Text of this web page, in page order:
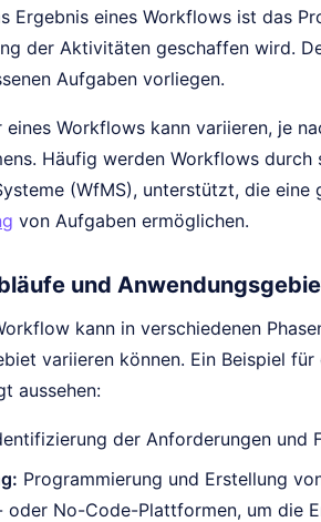
Ergebnis eines Workflows ist das
der Aktivitäten geschaffen wird.
Aufgaben vorliegen.
Workflows kann variieren, je
Häufig werden Workflows
(WfMS), unterstützt, die
von Aufgaben ermöglichen.
und
kann in verschiedenen
variieren können. Ein Beispiel
aussehen:
der Anforderungen und
Programmierung und Erstellung
oder No-Code-Plattformen, um die